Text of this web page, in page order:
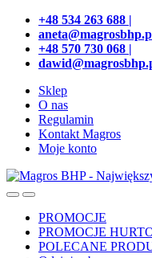
Przejdź
nawigacji
Przeskocz
treści
+48 534 263 688 |
+48 570 730 068 |
Sklep
O nas
Regulamin
Kontakt Magros
Moje konto
PROMOCJE
PROMOCJE
POLECANE